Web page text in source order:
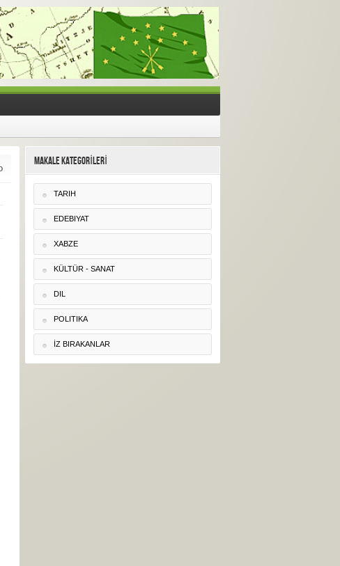
MAKALE KATEGORİLERİ
TARIH
EDEBIYAT
XABZE
KÜLTÜR - SANAT
DIL
POLITIKA
İZ BIRAKANLAR